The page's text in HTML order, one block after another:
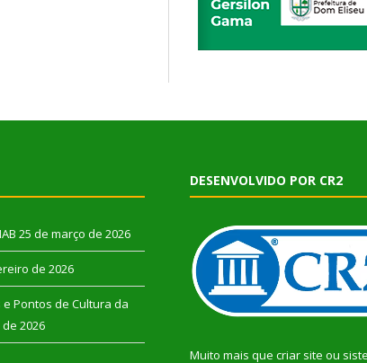
25 de março de 2026
de 2026
Pontos de Cultura da
2026
DESENVOLVIDO POR CR2
Muito mais que criar site ou